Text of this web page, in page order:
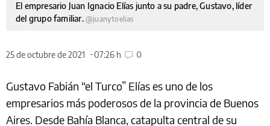
El empresario Juan Ignacio Elías junto a su padre, Gustavo, líder
del grupo familiar. @juanytoelias
25 de octubre de 2021 07:26 h 0
Gustavo Fabián “el Turco” Elías es uno de los
empresarios más poderosos de la provincia de Buenos
Aires. Desde Bahía Blanca, catapulta central de su